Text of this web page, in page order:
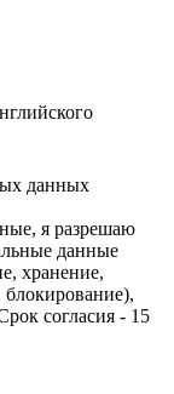
данных
я разрешаю
данные
хранение,
блокирование),
согласия - 15